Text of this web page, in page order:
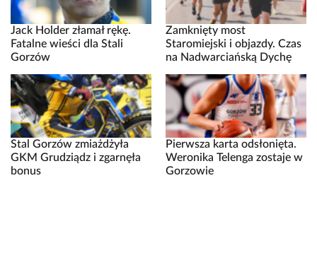
Jack Holder złamał rękę.
Fatalne wieści dla Stali
Gorzów
Zamknięty most
Staromiejski i objazdy. Czas
na Nadwarciańską Dychę
Stal Gorzów zmiażdżyła
GKM Grudziądz i zgarnęła
bonus
Pierwsza karta odsłonięta.
Weronika Telenga zostaje w
Gorzowie